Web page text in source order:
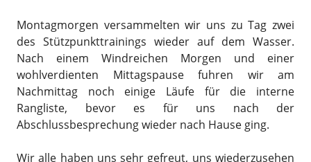
Montagmorgen versammelten wir uns zu Tag zwei
des Stützpunkttrainings wieder auf dem Wasser.
Nach einem Windreichen Morgen und einer
wohlverdienten Mittagspause fuhren wir am
Nachmittag noch einige Läufe für die interne
Rangliste, bevor es für uns nach der
Abschlussbesprechung wieder nach Hause ging.
Wir alle haben uns sehr gefreut, uns wiederzusehen